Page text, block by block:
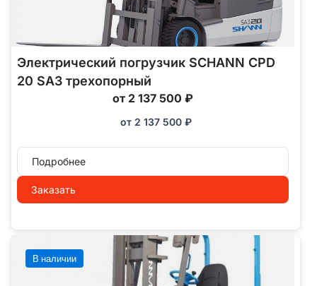
Электрический погрузчик SCHANN CPD
20 SA3 трехопорный
от 2 137 500 ₽
от 2 137 500 ₽
Подробнее
Заказать
В наличии